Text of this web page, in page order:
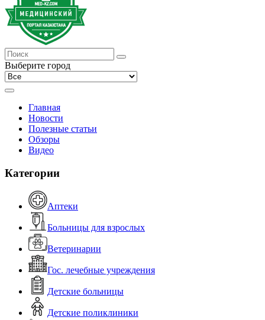
Выберите город
Главная
Новости
Полезные статьи
Обзоры
Видео
Категории
Аптеки
Больницы для взрослых
Ветеринарии
Гос. лечебные учреждения
Детские больницы
Детские поликлиники